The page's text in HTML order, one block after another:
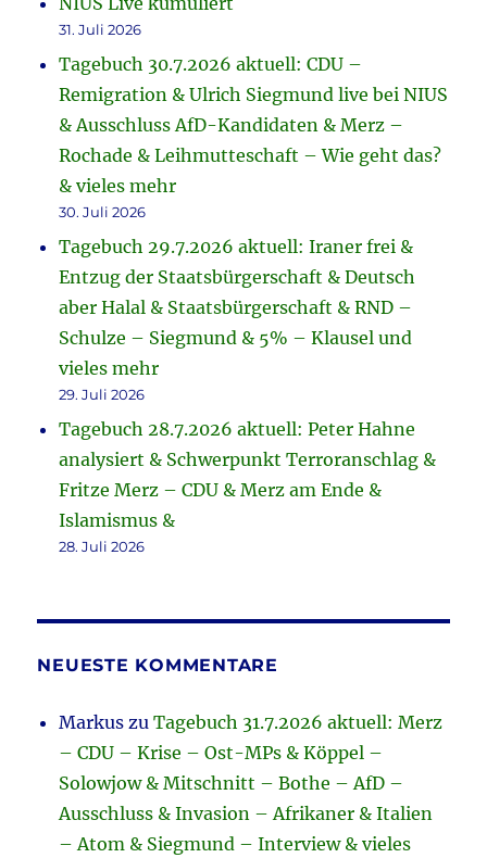
31. Juli 2026
Tagebuch 30.7.2026 aktuell: CDU –
Remigration & Ulrich Siegmund live bei NIUS
& Ausschluss AfD-Kandidaten & Merz –
Rochade & Leihmutteschaft – Wie geht das?
& vieles mehr
30. Juli 2026
Tagebuch 29.7.2026 aktuell: Iraner frei &
Entzug der Staatsbürgerschaft & Deutsch
aber Halal & Staatsbürgerschaft & RND –
Schulze – Siegmund & 5% – Klausel und
vieles mehr
29. Juli 2026
Tagebuch 28.7.2026 aktuell: Peter Hahne
analysiert & Schwerpunkt Terroranschlag &
Fritze Merz – CDU & Merz am Ende &
Islamismus &
28. Juli 2026
NEUESTE KOMMENTARE
Markus zuTagebuch 31.7.2026 aktuell: Merz
– CDU – Krise – Ost-MPs & Köppel –
Solowjow & Mitschnitt – Bothe – AfD –
Ausschluss & Invasion – Afrikaner & Italien
– Atom & Siegmund – Interview & vieles